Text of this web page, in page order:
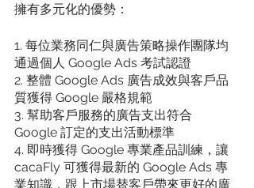
擁有多元化的優勢：
1. 每位業務同仁與廣告策略操作團隊均
通過個人 Google Ads 考試認證
2. 整體 Google Ads 廣告成效與客戶品
質獲得 Google 嚴格規範
3. 幫助客戶服務的廣告支出符合
Google 訂定的支出活動標準
4. 即時獲得 Google 專業產品訓練，讓
cacaFly 可獲得最新的 Google Ads 專
業知識，跟上市場替客戶帶來更好的廣